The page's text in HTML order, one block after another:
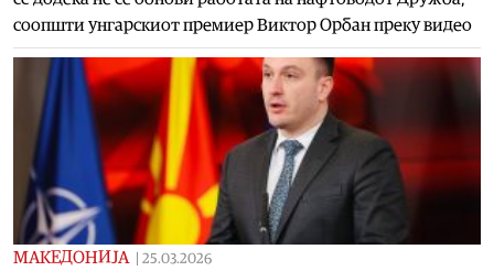
соопшти унгарскиот премиер Виктор Орбан преку видео
МАКЕДОНИЈА 25.03.2026